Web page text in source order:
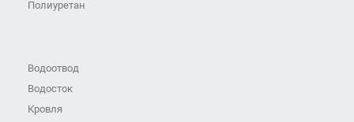
Полиуретан
Водоотвод
Водосток
Кровля